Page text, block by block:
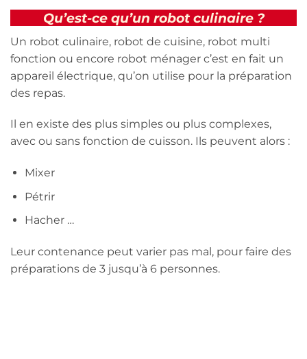
Qu’est-ce qu’un robot culinaire ?
Un robot culinaire, robot de cuisine, robot multi
fonction ou encore robot ménager c’est en fait un
appareil électrique, qu’on utilise pour la préparation
des repas.
Il en existe des plus simples ou plus complexes,
avec ou sans fonction de cuisson. Ils peuvent alors :
Mixer
Pétrir
Hacher …
Leur contenance peut varier pas mal, pour faire des
préparations de 3 jusqu’à 6 personnes.